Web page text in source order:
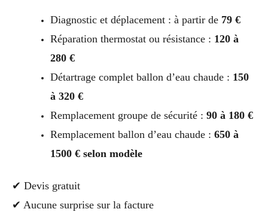
Diagnostic et déplacement : à partir de 79 €
Réparation thermostat ou résistance : 120 à
280 €
Détartrage complet ballon d’eau chaude : 150
à 320 €
Remplacement groupe de sécurité : 90 à 180 €
Remplacement ballon d’eau chaude : 650 à
1500 € selon modèle
✔ Devis gratuit
✔ Aucune surprise sur la facture